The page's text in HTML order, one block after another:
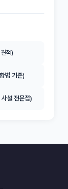
적)
법 기준)
설 전문점)